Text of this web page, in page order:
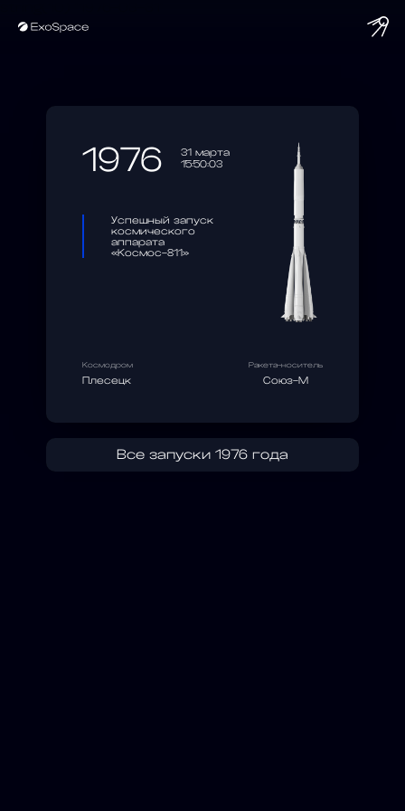
1976
31 марта
15:50:03
Успешный запуск
космического
аппарата
«Космос-811»
Космодром
Плесецк
Ракета-носитель
Союз-М
Все запуски 1976 года